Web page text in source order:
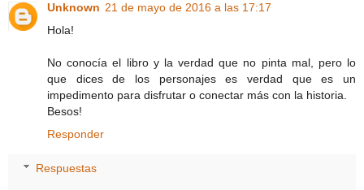
Unknown 21 de mayo de 2016 a las 17:17
Hola!
No conocía el libro y la verdad que no pinta mal, pero lo
que dices de los personajes es verdad que es un
impedimento para disfrutar o conectar más con la historia.
Besos!
Responder
Respuestas